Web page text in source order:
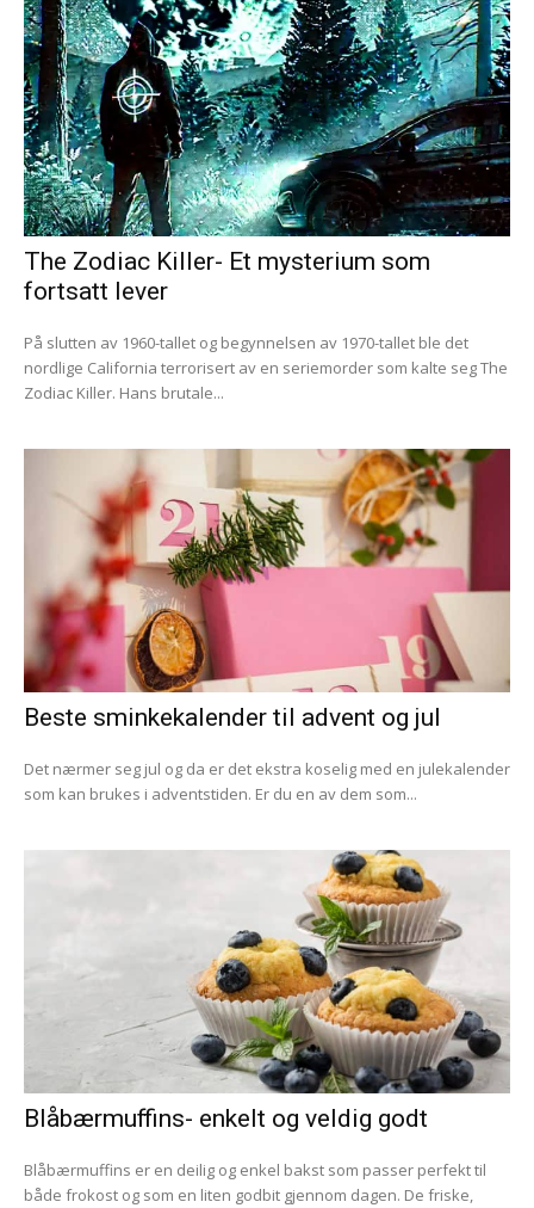
The Zodiac Killer- Et mysterium som
fortsatt lever
På slutten av 1960-tallet og begynnelsen av 1970-tallet ble det
nordlige California terrorisert av en seriemorder som kalte seg The
Zodiac Killer. Hans brutale...
Beste sminkekalender til advent og jul
Det nærmer seg jul og da er det ekstra koselig med en julekalender
som kan brukes i adventstiden. Er du en av dem som...
Blåbærmuffins- enkelt og veldig godt
Blåbærmuffins er en deilig og enkel bakst som passer perfekt til
både frokost og som en liten godbit gjennom dagen. De friske,